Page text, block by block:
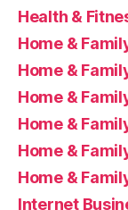
Health &
Home &
Home &
Home &
Home &
Home &
Home &
Internet